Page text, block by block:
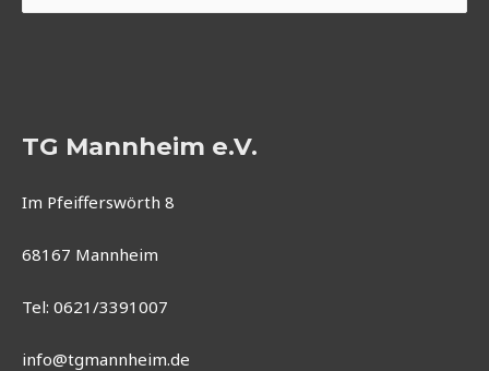
TG Mannheim e.V.
Im Pfeifferswörth 8
68167 Mannheim
Tel: 0621/3391007
info@tgmannheim.de